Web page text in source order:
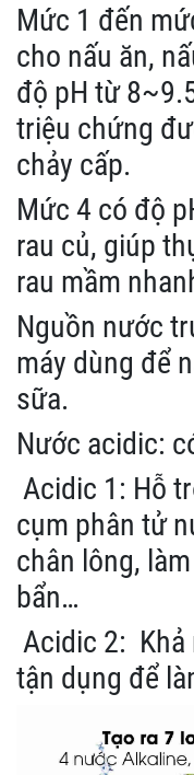
Mức 1 đến
cho nấu ăn,
độ pH từ
triệu chứng
chảy cấp.
Mức 4 có độ
rau củ, giúp
rau mầm
Nguồn nước
máy dùng để
sữa.
Nước acidic:
Acidic 1: Hỗ
cụm phân tử
chân lông,
bẩn…
Acidic 2: Khả
tận dụng để